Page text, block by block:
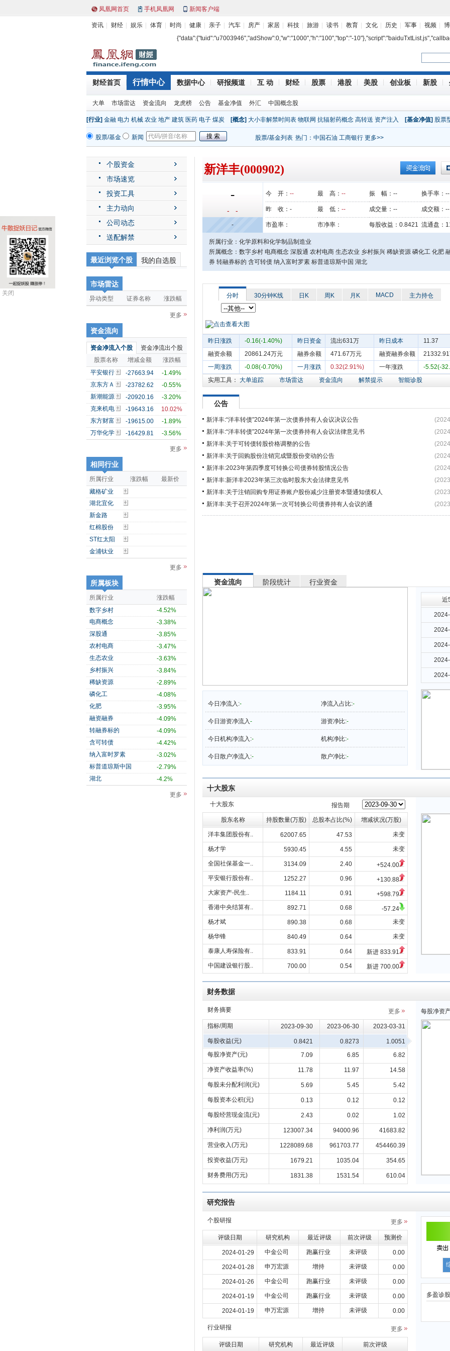
关闭
凤凰网首页 手机凤凰网 新闻客户端
资讯 财经 娱乐 体育 时尚 健康 亲子 汽车 房产 家居 科技 旅游 读书 教育 文化 历史 军事 视频
{"data":{"tuid":"u7003946","adShow":0,"w":"1000","h":"100","top":"-
财经首页 行情中心 数据中心 研报频道 互 动 财经 股票 港股 美股 创业板 新股
大单 市场雷达 资金流向 龙虎榜 公告 基金净值 外汇 中国概念股
[行业] 金融 电力 机械 农业 地产 建筑 医药 电子 煤炭 [概念] 大小非解禁时间表 物联网 抗辐射药概念 高转送 资产注入 [基金净值] 股票
股票/基金 新闻 股票/基金列表 热门： 中国石油 工商银行 更多>>
个股资金
市场速览
投资工具
主力动向
公司动态
送配解禁
最近浏览个股 我的自选股
市场雷达
异动类型 证券名称 涨跌幅
更多
资金流向
资金净流入个股
资金净流出个股
股票名称
增减金额
涨跌幅
平安银行
-27663.94
-1.49%
京东方Ａ
-23782.62
-0.55%
新潮能源
-20920.16
-3.20%
克来机电
-19643.16
10.02%
东方财富
-19615.00
-1.89%
万华化学
-16429.81 -3.56%
更多
相同行业
所属行业 涨跌幅
最新价
藏格矿业
湖北宜化
新金路
红棉股份
ST红太阳
金浦钛业
更多
所属板块
所属行业
涨跌幅
数字乡村
-4.52%
电商概念
-3.38%
深股通
-3.85%
农村电商
-3.47%
生态农业
-3.63%
乡村振兴
-3.84%
稀缺资源
-2.89%
磷化工
-4.08%
化肥
-3.95%
融资融券
-4.09%
转融券标的
-4.09%
含可转债
-4.42%
纳入富时罗素
-3.02%
标普道琼斯中国
-2.79%
湖北
-4.2%
更多
新洋丰(000902)
-
- -
-
今 开： -- 最 高： -- 振 幅： -- 换手率： --
昨 收： - 最 低： -- 成交量： -- 成交额： --
市盈率： 市净率： 每股收益： 0.8421 流通盘：
所属行业：化学原料和化学制品制造业
所属概念：数字乡村 电商概念 深股通 农村电商 生态农业 乡村振兴 稀缺资源 磷化工 化肥
券 转融券标的 含可转债 纳入富时罗素 标普道琼斯中国 湖北
分时 30分钟K线 日K 周K 月K MACD 主力持仓
昨日涨跌 -0.16(-1.40%) 昨日资金 流出631万 昨日成本
11.37
融资余额
20861.24万元 融券余额 471.67万元 融资融券余额
一周涨跌
-0.08(-0.70%) 一月涨跌 0.32(2.91%) 一年涨跌
-5.52(-
实用工具： 大单追踪 市场雷达 资金流向 解禁提示 智能诊股
公告
新洋丰:“洋丰转债”2024年第一次债券持有人会议决议公告
新洋丰:“洋丰转债”2024年第一次债券持有人会议法律意见书
新洋丰:关于可转债转股价格调整的公告
新洋丰:关于回购股份注销完成暨股份变动的公告
新洋丰:2023年第四季度可转换公司债券转股情况公告
新洋丰:新洋丰2023年第三次临时股东大会法律意见书
新洋丰:关于注销回购专用证券账户股份减少注册资本暨通知债权人
新洋丰:关于召开2024年第一次可转换公司债券持有人会议的通
资金流向 阶段统计 行业资金
今日净流入:- 净流入占比:-
今日游资净流入- 游资净比:-
今日机构净流入:- 机构净比:-
今日散户净流入:- 散户净比:-
近
十大股东
十大股东 报告期
股东名称 持股数量(万股) 总股本占比(%) 增减状况(万股)
洋丰集团股份有.. 62007.65 47.53 未变
杨才学 5930.45 4.55 未变
全国社保基金一.. 3134.09 2.40
+524.00
平安银行股份有..
1252.27 0.96
+130.88
大家资产-民生..
1184.11 0.91
+598.79
香港中央结算有..
892.71 0.68
-57.24
杨才斌
890.38 0.68 未变
杨华锋 840.49 0.64 未变
泰康人寿保险有.. 833.91 0.64
新进 833.91
中国建设银行股..
700.00 0.54 新进 700.00
财务数据
更多
财务摘要
指标/周期 2023-09-30 2023-06-30 2023-03-31
每股收益(元) 0.8421 0.8273
1.0051
每股净资产(元)
7.09 6.85 6.82
净资产收益率(%) 11.78 11.97 14.58
每股未分配利润(元) 5.69 5.45 5.42
每股资本公积(元) 0.13 0.12 0.12
每股经营现金流(元) 2.43 0.02 1.02
净利润(万元) 123007.34 94000.96 41683.82
营业收入(万元) 1228089.68 961703.77 454460.39
投资收益(万元) 1679.21 1035.04 354.65
财务费用(万元) 1831.38 1531.54 610.04
每股净资
研究报告
更多
个股研报
评级日期 研究机构 最近评级 前次评级 预测价
2024-01-29 中金公司 跑赢行业 未评级 0.00
2024-01-28 申万宏源 增持 未评级 0.00
2024-01-26 中金公司 跑赢行业 未评级 0.00
2024-01-19 中金公司 跑赢行业 未评级 0.00
2024-01-19 申万宏源 增持 未评级 0.00
更多
行业研报
评级日期 研究机构 最近评级 前次评级
多盈诊